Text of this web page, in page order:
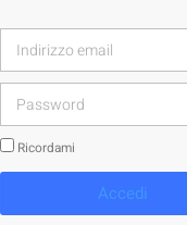
Ricordami
Accedi